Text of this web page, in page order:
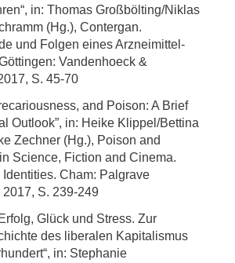
in: Thomas Großbölting/Niklas
(Hg.), Contergan.
und Folgen eines Arzneimittel-
Vandenhoeck &
S. 45-70
and Poison: A Brief
Outlook”, in: Heike Klippel/Bettina
Zechner (Hg.), Poison and
Science, Fiction and Cinema.
Identities. Cham: Palgrave
2017, S. 239-249
Glück und Stress. Zur
des liberalen Kapitalismus
in: Stephanie